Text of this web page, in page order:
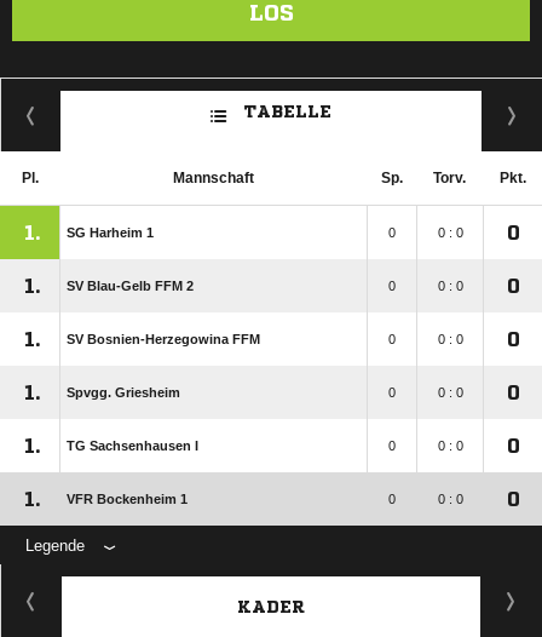
LOS
TABELLE
Pl. Mannschaft Sp. Torv. Pkt.
1. SG Harheim 1 0 0 : 0 0
1. SV Blau-Gelb FFM 2 0 0 : 0 0
1. SV Bosnien-Herzegowina FFM 0 0 : 0 0
1. Spvgg. Griesheim 0 0 : 0 0
1. TG Sachsenhausen I 0 0 : 0 0
1. VFR Bockenheim 1 0 0 : 0 0
Legende
KADER